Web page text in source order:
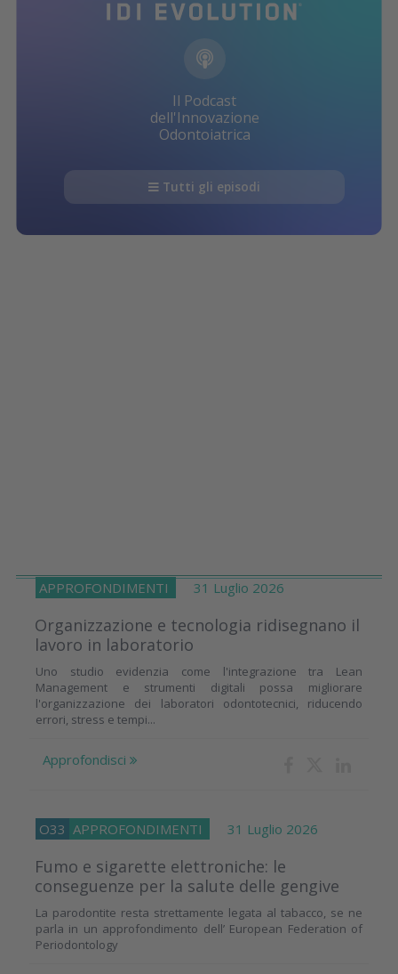
Il Podcast
dell'Innovazione
Odontoiatrica
Tutti gli episodi
APPROFONDIMENTI 31 Luglio 2026
Organizzazione e tecnologia ridisegnano il
lavoro in laboratorio
Uno studio evidenzia come l'integrazione tra Lean
Management e strumenti digitali possa migliorare
l'organizzazione dei laboratori odontotecnici, riducendo
errori, stress e tempi...
Approfondisci
O33 APPROFONDIMENTI 31 Luglio 2026
Fumo e sigarette elettroniche: le
conseguenze per la salute delle gengive
La parodontite resta strettamente legata al tabacco, se ne
parla in un approfondimento dell’ European Federation of
Periodontology